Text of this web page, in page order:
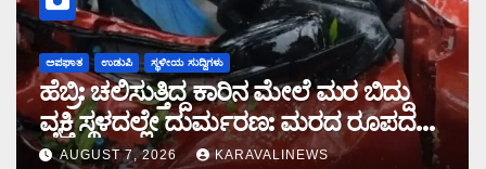
ಅಪಘಾತ ಉಡುಪಿ ಸ್ಥಳೀಯ ಸುದ್ದಿಗಳು
ಹೆಬ್ರಿ: ಚಲಿಸುತ್ತಿದ್ದ ಕಾರಿನ ಮೇಲೆ ಮರ ಬಿದ್ದು
ವ್ಯಕ್ತಿ ಸ್ಥಳದಲ್ಲೇ ದುರ್ಮರಣ: ಮರದ ರೂಪದಲ್ಲಿ
ಕಾದಿದ್ದ ಜವರಾಯ
AUGUST 7, 2026 KARAVALINEWS